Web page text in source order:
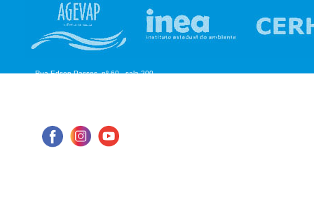
Rua Edson Passos, nº 60 - sala 200